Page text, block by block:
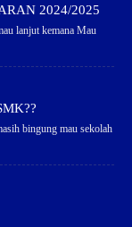
2024/2025
lanjut kemana Mau
bingung mau sekolah